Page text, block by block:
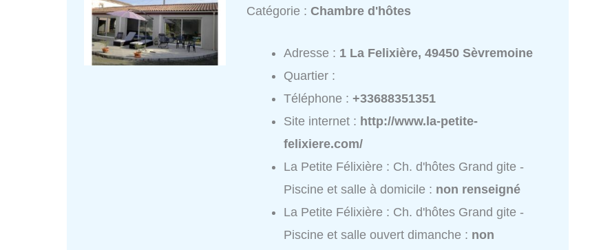
Catégorie :Chambre d'hôtes
Adresse : 1 La Felixière, 49450 Sèvremoine
Quartier :
Téléphone :+33688351351
Site internet : http://www.la-petite-
felixiere.com/
La Petite Félixière : Ch. d'hôtes Grand gite -
Piscine et salle à domicile : non renseigné
La Petite Félixière : Ch. d'hôtes Grand gite -
Piscine et salle ouvert dimanche : non